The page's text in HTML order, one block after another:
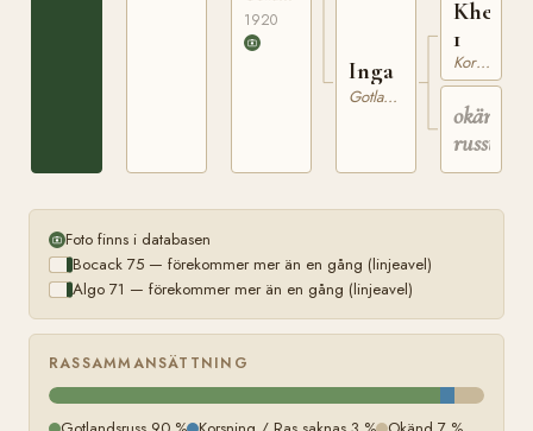
1920
Inga
Gotlandsruss
1
Korsning / Ras saknas
okänt
russto
Foto finns i databasen
Bocack 75 — förekommer mer än en gång (linjeavel)
Algo 71 — förekommer mer än en gång (linjeavel)
RASSAMMANSÄTTNING